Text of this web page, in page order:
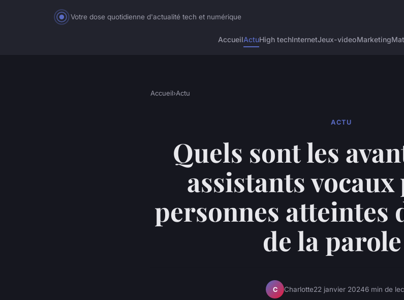
Votre dose quotidienne d'actualité tech et numérique
AccueilActuHigh techInternetJeux-videoMarketing
Accueil›Actu
ACTU
Quels sont les
assistants vocaux
personnes atteintes
de la
C Charlotte22 janvier 20246 min de